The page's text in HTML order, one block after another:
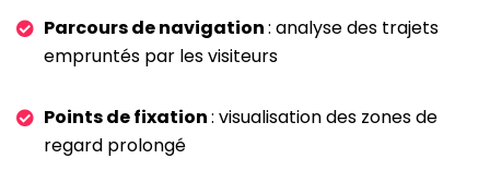
Parcours de navigation: analyse des trajets
empruntés par les visiteurs
Points de fixation: visualisation des zones de
regard prolongé